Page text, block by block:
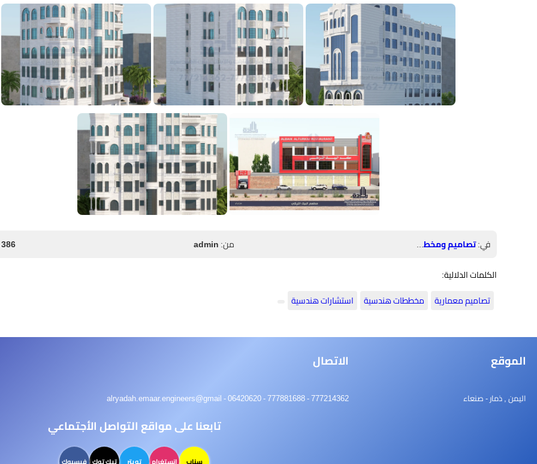
في:تصاميم ومخططات من:admin
386 مشاهدة
الكلمات الدلالية:
تصاميم معمارية
مخططات هندسية استشارات هندسية
الموقع الاتصال
اليمن , ذمار - صنعاء 777214362 - 777881688 - 06420620 - alryadah.emaar.engineers@gmail
تابعنا على مواقع التواصل الأجتماعي
سناب انستغرام تويتر تيك توك فيسبوك